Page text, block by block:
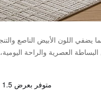
يضفي اللون الأبيض الناصع
العصرية والراحة اليومية،
متوفر بعرض 1.5 متر و 1.8 متر